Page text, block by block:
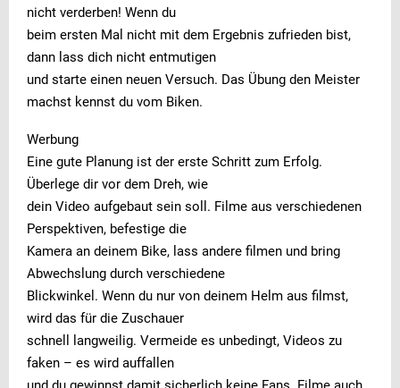
nicht verderben! Wenn du
beim ersten Mal nicht mit dem Ergebnis zufrieden bist,
dann lass dich nicht entmutigen
und starte einen neuen Versuch. Das Übung den Meister
machst kennst du vom Biken.
Werbung
Eine gute Planung ist der erste Schritt zum Erfolg.
Überlege dir vor dem Dreh, wie
dein Video aufgebaut sein soll. Filme aus verschiedenen
Perspektiven, befestige die
Kamera an deinem Bike, lass andere filmen und bring
Abwechslung durch verschiedene
Blickwinkel. Wenn du nur von deinem Helm aus filmst,
wird das für die Zuschauer
schnell langweilig. Vermeide es unbedingt, Videos zu
faken – es wird auffallen